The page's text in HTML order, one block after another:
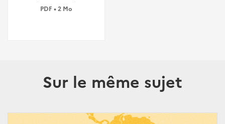
PDF • 2 Mo
Sur le même sujet